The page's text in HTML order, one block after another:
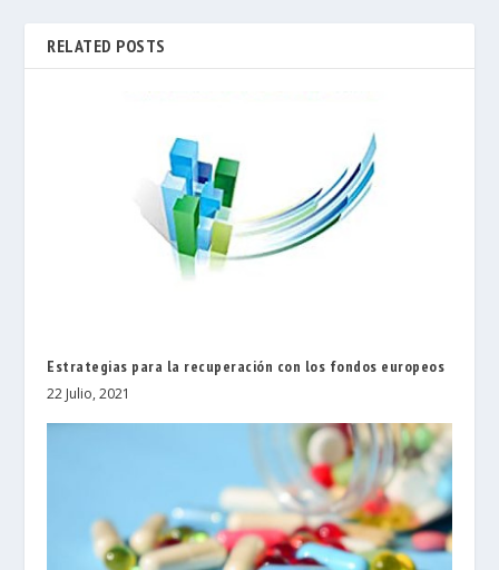
RELATED POSTS
Estrategias para la recuperación con los fondos europeos
22 Julio, 2021